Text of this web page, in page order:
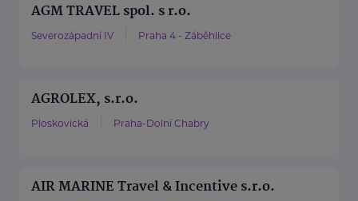
AGM TRAVEL spol. s r.o.
Severozápadní IV Praha 4 - Záběhlice
AGROLEX, s.r.o.
Ploskovická Praha-Dolní Chabry
AIR MARINE Travel & Incentive s.r.o.